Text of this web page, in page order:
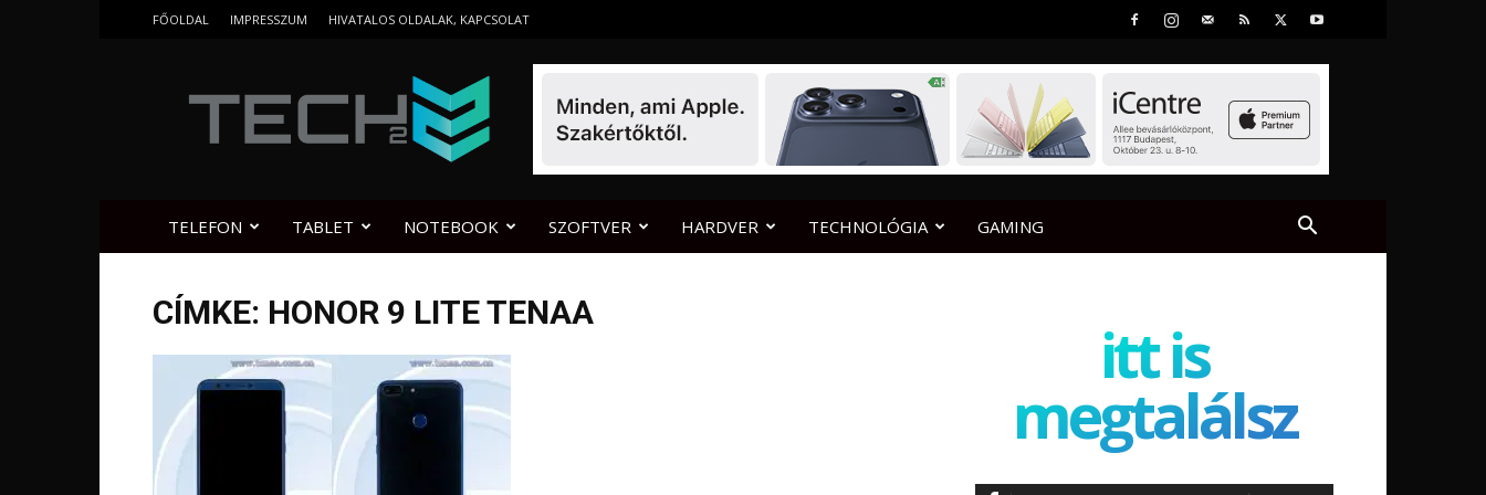
FŐOLDAL IMPRESSZUM HIVATALOS OLDALAK, KAPCSOLAT
TELEFON TABLET NOTEBOOK SZOFTVER HARDVER TECHNOLÓGIA GAMING
CÍMKE: HONOR 9 LITE TENAA
itt is
megtalálsz